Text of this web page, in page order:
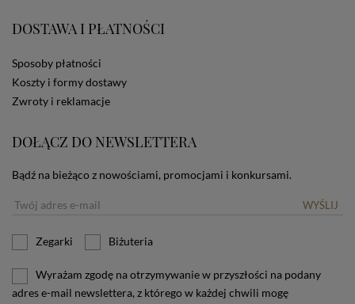
ustawienia swojej przeglądarki.
informacji o plikach cookies.
DOSTAWA I PŁATNOŚCI
Sposoby płatności
Koszty i formy dostawy
Zwroty i reklamacje
DOŁĄCZ DO NEWSLETTERA
Bądź na bieżąco z nowościami, promocjami i konkursami.
WYŚLIJ
Zegarki Biżuteria
Wyrażam zgodę na otrzymywanie w przyszłości na podany
adres e-mail newslettera, z którego w każdej chwili mogę